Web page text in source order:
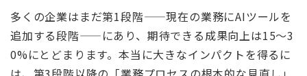
多くの企業はまだ第1段階——現在の業務にAIツールを
追加する段階——にあり、期待できる成果向上は15〜3
0%にとどまります。本当に大きなインパクトを得るに